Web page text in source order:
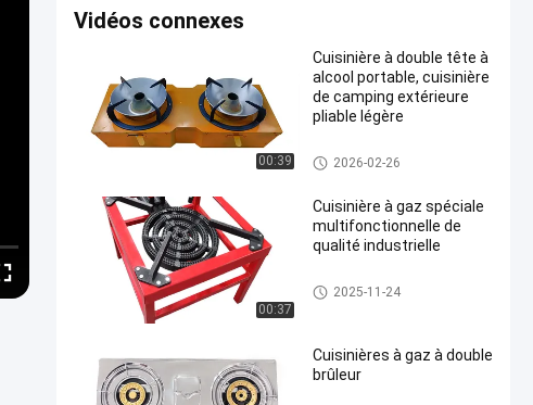
Fullscreen
Vidéos connexes
00:39
Cuisinière à double tête à
alcool portable, cuisinière
de camping extérieure
pliable légère
Cuisinière à gaz en verre trem
pé
2026-02-26
00:37
Cuisinière à gaz spéciale
multifonctionnelle de
qualité industrielle
Cuisinière à gaz en verre trem
pé
2025-11-24
Cuisinières à gaz à double
brûleur